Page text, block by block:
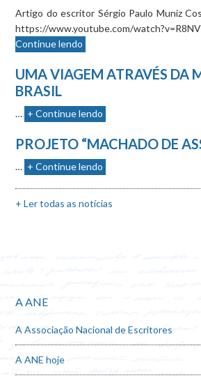
Artigo do escritor Sérgio Paulo Muniz
https://www.youtube.com/
Continue lendo
UMA VIAGEM ATRAVÉS DA
BRASIL
… + Continue lendo
PROJETO “MACHADO DE
… + Continue lendo
+ Ler todas as notícias
A ANE
A Associação Nacional de Escritores
A ANE hoje